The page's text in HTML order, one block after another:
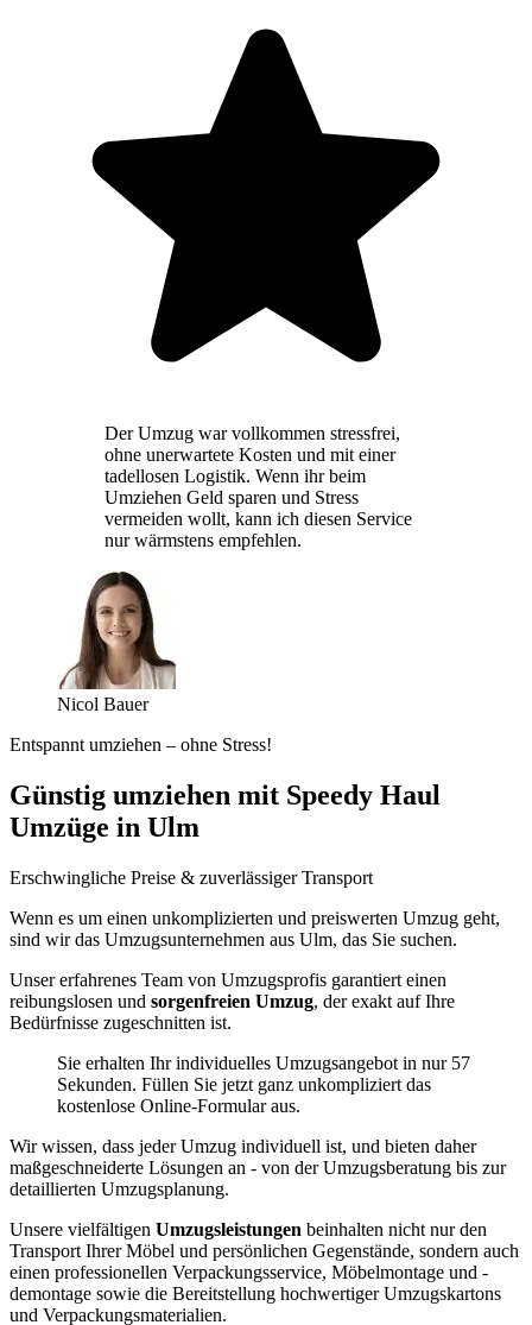
Der Umzug war vollkommen stressfrei,
ohne unerwartete Kosten und mit einer
tadellosen Logistik. Wenn ihr beim
Umziehen Geld sparen und Stress
vermeiden wollt, kann ich diesen Service
nur wärmstens empfehlen.
Nicol Bauer
Entspannt umziehen – ohne Stress!
Günstig umziehen mit Speedy Haul
Umzüge in Ulm
Erschwingliche Preise & zuverlässiger Transport
Wenn es um einen unkomplizierten und preiswerten Umzug geht,
sind wir das Umzugsunternehmen aus Ulm, das Sie suchen.
Unser erfahrenes Team von Umzugsprofis garantiert einen
reibungslosen und sorgenfreien Umzug, der exakt auf Ihre
Bedürfnisse zugeschnitten ist.
Sie erhalten Ihr individuelles Umzugsangebot in nur 57
Sekunden. Füllen Sie jetzt ganz unkompliziert das
kostenlose Online-Formular aus.
Wir wissen, dass jeder Umzug individuell ist, und bieten daher
maßgeschneiderte Lösungen an - von der Umzugsberatung bis zur
detaillierten Umzugsplanung.
Unsere vielfältigen Umzugsleistungen beinhalten nicht nur den
Transport Ihrer Möbel und persönlichen Gegenstände, sondern auch
einen professionellen Verpackungsservice, Möbelmontage und -
demontage sowie die Bereitstellung hochwertiger Umzugskartons
und Verpackungsmaterialien.